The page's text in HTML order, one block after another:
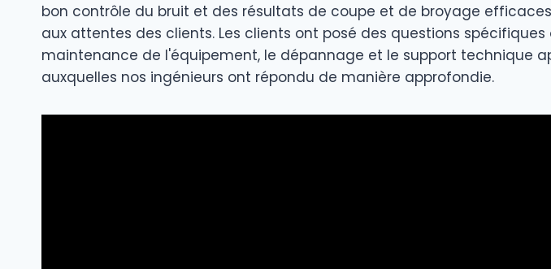
bon contrôle du bruit et des résultats de coupe et de broyage
aux attentes des clients. Les clients ont posé des questions
maintenance de l'équipement, le dépannage et le support technique
auxquelles nos ingénieurs ont répondu de manière approfondie.